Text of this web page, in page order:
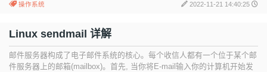
操作系统 2022-11-21 14:40:25
Linux sendmail 详解
邮件服务器构成了电子邮件系统的核心。每个收信人都有一个位于某个邮
件服务器上的邮箱(mailbox)。首先, 当你将E-mail输入你的计算机开始发